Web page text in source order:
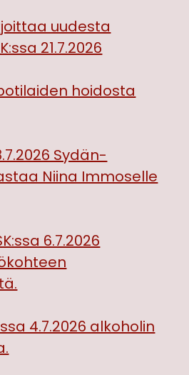
uudesta
21.7.2026
hoidosta
Sydän-
Niina Immoselle
6.7.2026
4.7.2026 alkoholin